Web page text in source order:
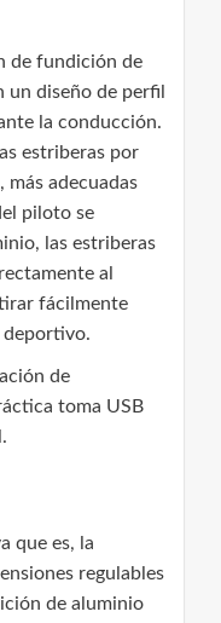
de fundición de
diseño de perfil
la conducción.
estriberas por
adecuadas
piloto se
las estriberas
al
fácilmente
deportivo.
de
toma USB
que es, la
regulables
de aluminio